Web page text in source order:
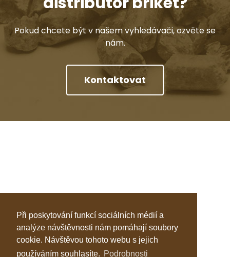
Při poskytování funkcí sociálních médií a
analýze návštěvnosti nám pomáhají soubory
cookie. Návštěvou tohoto webu s jejich
používáním souhlasíte. Podrobnosti
Pokud chcete být v našem vyhledávači, ozvěte se
nám.
Kontaktovat